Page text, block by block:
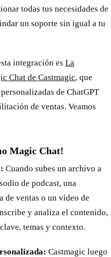
todas tus necesidades de
un soporte sin igual a tu
integración es La
Chat de Castmagic, que
de ChatGPT
de ventas. Veamos
Magic Chat!
Cuando subes un archivo a
de podcast, una
de ventas o un vídeo de
y analiza el contenido,
temas y contexto.
Castmagic luego